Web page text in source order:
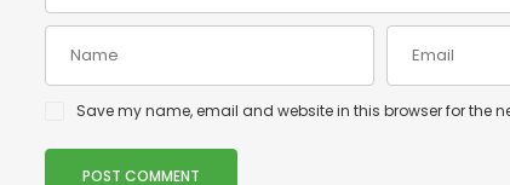
Save my name, email and website in this browser for the